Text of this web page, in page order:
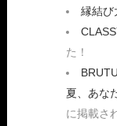
縁結び
た ！
夏、あな
に掲載さ